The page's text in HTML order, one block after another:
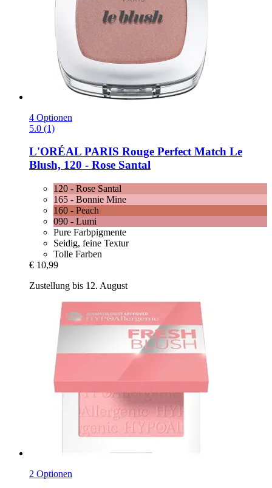
4 Optionen
5.0 (1)
L'ORÉAL PARIS Rouge Perfect Match Le
Blush, 120 -​ Rose Santal
120 - Rose Santal
165 - Bonnie Mine
160 - Peach
090 - Lumi
Pure Farbpigmente
Seidig, feine Textur
Tolle Farben
€ 10,99
Zustellung bis 12. August
2 Optionen